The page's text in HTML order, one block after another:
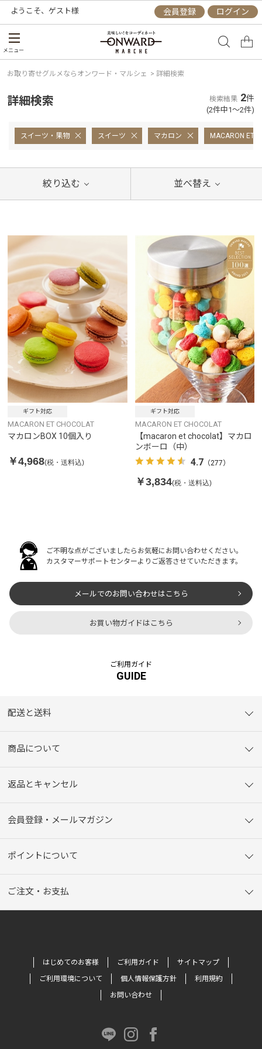
ようこそ、 ゲスト様 会員登録 ログイン
メニュー
お取り寄せグルメならオンワード・マルシェ > 詳細検索
詳細検索 検索結果 2件
(2件中1～2件)
スイーツ・果物 スイーツ マカロン MACARON ET
絞り込む 並べ替え
ギフト対応
MACARON ET CHOCOLAT
マカロンBOX 10個入り
￥4,968(税・送料込)
ギフト対応
MACARON ET CHOCOLAT
【macaron et chocolat】マカロ
ンボーロ（中）
4.7（277）
￥3,834(税・送料込)
ご不明な点がございましたらお気軽にお問い合わせください。
カスタマーサポートセンターよりご返答させていただきます。
メールでのお問い合わせはこちら
お買い物ガイドはこちら
ご利用ガイド
GUIDE
配送と送料
商品について
返品とキャンセル
会員登録・メールマガジン
ポイントについて
ご注文・お支払
はじめてのお客様 ご利用ガイド
サイトマップ
ご利用環境について
個人情報保護方針
利用規約
お問い合わせ